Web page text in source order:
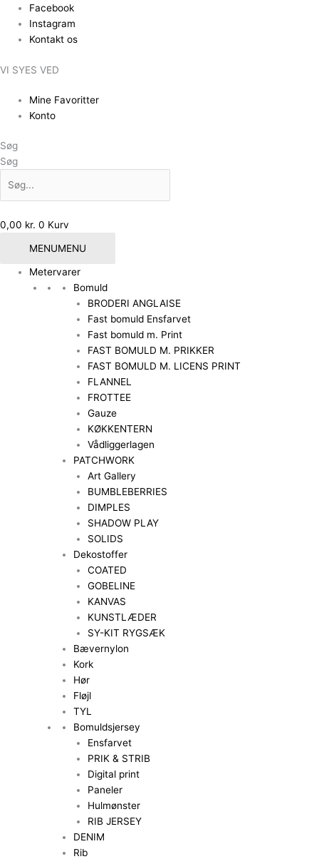
indholdet
Facebook
Instagram
Kontakt os
VI SYES VED
Mine Favoritter
Konto
Søg
Søg
0,00 kr. 0 Kurv
MENUMENU
Metervarer
Bomuld
BRODERI ANGLAISE
Fast bomuld Ensfarvet
Fast bomuld m. Print
FAST BOMULD M. PRIKKER
FAST BOMULD M. LICENS PRINT
FLANNEL
FROTTEE
Gauze
KØKKENTERN
Vådliggerlagen
PATCHWORK
Art Gallery
BUMBLEBERRIES
DIMPLES
SHADOW PLAY
SOLIDS
Dekostoffer
COATED
GOBELINE
KANVAS
KUNSTLÆDER
SY-KIT RYGSÆK
Bævernylon
Kork
Hør
Fløjl
TYL
Bomuldsjersey
Ensfarvet
PRIK & STRIB
Digital print
Paneler
Hulmønster
RIB JERSEY
DENIM
Rib